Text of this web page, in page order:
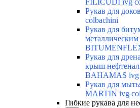
FILICUDI ivg
Рукав для
colbachini
Рукав для
Рукав для
крыш
BAHAMAS ivg
Рукав для
MARTIN ivg
Гибкие рукава для